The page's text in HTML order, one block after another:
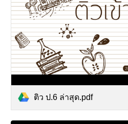
ติว ป.6 ล่าสุด.pdf